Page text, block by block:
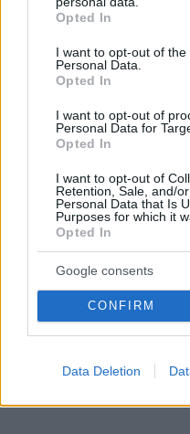
grant or deny consent to
use your data for below
consent section.
Opted In
I want to opt-out of the
Personal Data.
Opted In
I want to opt-out of
Personal Data for
Opted In
I want to opt-out of
Retention, Sale, and/
Personal Data that Is
Purposes for which it
Opted In
Google consents
CONFIRM
Data Deletion
Για περισσότερες
φαινόμενα, οι
επισκεφθούν την
Γραμματείας
ηλεκτρονική
Ειδήσεις σήμερα:
Ηχηρή παρέμβαση
οικονομία: Ξεχάστε
επιβάλει δασμούς
πρέπει να